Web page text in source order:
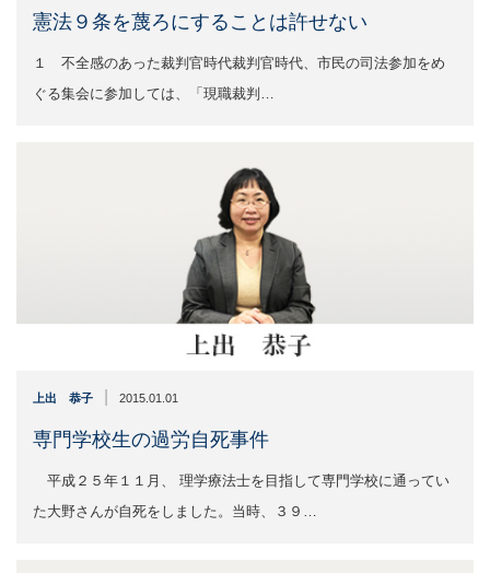
憲法９条を蔑ろにすることは許せない
１ 不全感のあった裁判官時代裁判官時代、市民の司法参加をめ
ぐる集会に参加しては、「現職裁判…
上出 恭子 2015.01.01
専門学校生の過労自死事件
平成２５年１１月、 理学療法士を目指して専門学校に通ってい
た大野さんが自死をしました。当時、３９…